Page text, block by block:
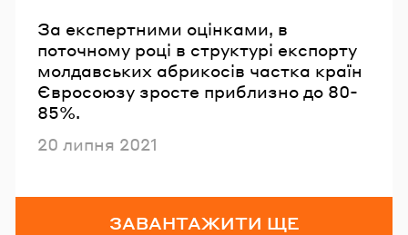
За експертними оцінками, в
поточному році в структурі експорту
молдавських абрикосів частка країн
Євросоюзу зросте приблизно до 80-
85%.
Опубліковано
20 липня 2021
ЗАВАНТАЖИТИ ЩЕ